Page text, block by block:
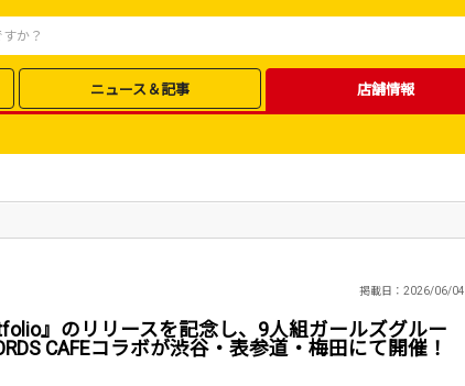
ニュース＆記事 店舗情報
掲載日：2026/06/04
』のリリースを記念し、9人組ガールズグルー
CAFEコラボが渋谷・表参道・梅田にて開催！